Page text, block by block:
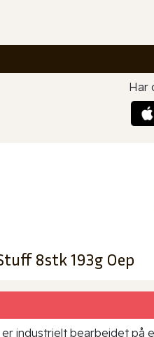
Har
8stk 193g Oep
industrielt bearbeidet